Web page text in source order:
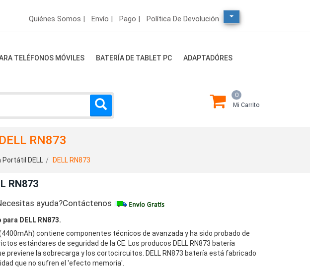
Quiénes Somos | Envío | Pago | Política De Devolución
TELÉFONOS MÓVILES BATERÍA DE TABLET PC ADAPTADÓRES
0
Mi Carrito
RN873
Portátil DELL DELL RN873
RN873
ayuda?Contáctenos
DELL RN873.
(4400mAh) contiene componentes técnicos de avanzada y ha sido probado de
estándares de seguridad de la CE. Los producos DELL RN873 batería
previene la sobrecarga y los cortocircuitos. DELL RN873 batería está fabricado
que no sufren el 'efecto memoria'.